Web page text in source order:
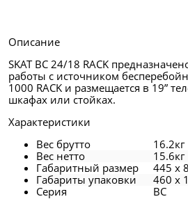
Описание
SKAT BC 24/18 RACK
работы с источником
1000 RACK и размещается в 19”
шкафах или стойках.
Характеристики
Вес брутто
16.2кг
Вес нетто
15.6кг
Габаритный размер
445 x
Габариты упаковки
460 x
Серия
BC